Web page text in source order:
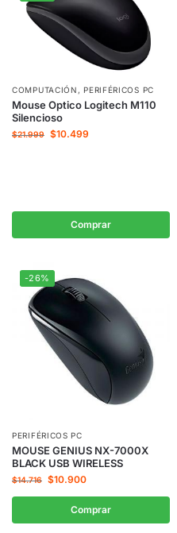
COMPUTACIÓN ,PERIFÉRICOS PC
Mouse Optico Logitech M110
Silencioso
$21.999 $10.499
Comprar
-26%
PERIFÉRICOS PC
MOUSE GENIUS NX-7000X
BLACK USB WIRELESS
$14.716 $10.900
Comprar